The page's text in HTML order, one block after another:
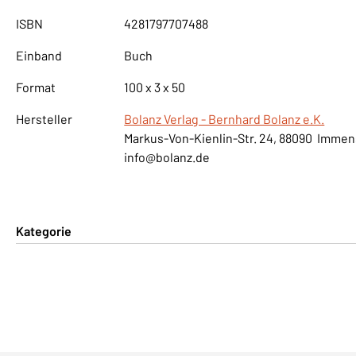
ISBN 4281797707488
Einband Buch
Format 100 x 3 x 50
Hersteller
Bolanz Verlag - Bernhard Bolanz e.K.
Markus-Von-Kienlin-Str. 24, 88090
info@bolanz.de
Kategorie